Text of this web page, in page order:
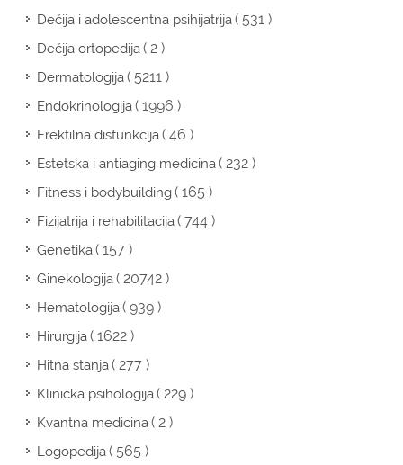
Dečija i adolescentna psihijatrija( 531 )
Dečija ortopedija( 2 )
Dermatologija( 5211 )
Endokrinologija( 1996 )
Erektilna disfunkcija( 46 )
Estetska i antiaging medicina( 232 )
Fitness i bodybuilding( 165 )
Fizijatrija i rehabilitacija( 744 )
Genetika( 157 )
Ginekologija( 20742 )
Hematologija( 939 )
Hirurgija( 1622 )
Hitna stanja( 277 )
Klinička psihologija( 229 )
Kvantna medicina( 2 )
Logopedija( 565 )